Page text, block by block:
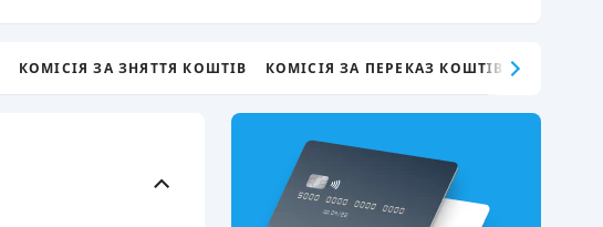
ВІДГУКИ ПРО СТРАХОВІ
КОМІСІЯ ЗА ЗНЯТТЯ КОШТІВ КОМІСІЯ ЗА ПЕРЕКАЗ КОШТІВ